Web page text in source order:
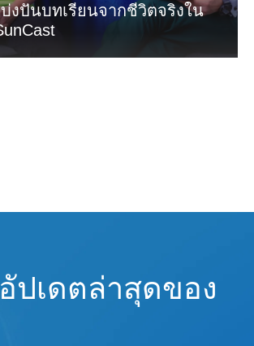
งปันบทเรียนจากชีวิตจริงใน
ปเดตล่าสุดของ